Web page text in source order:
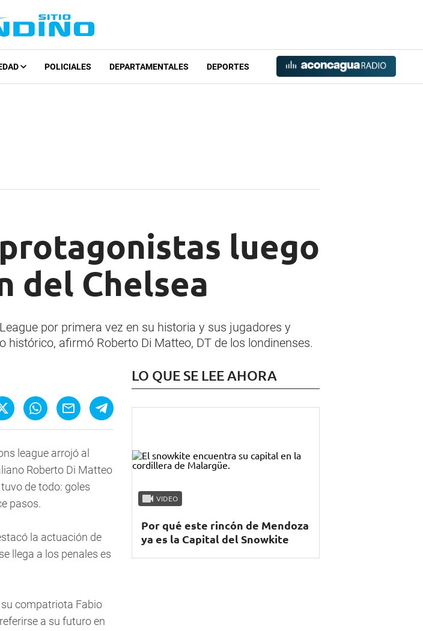
POLICIALES DEPARTAMENTALES DEPORTES
luego
del Chelsea
por primera vez en su historia y sus jugadores y
afirmó Roberto Di Matteo, DT de los londinenses.
league arrojó al
Roberto Di Matteo
de todo: goles
pasos.
la actuación de
llega a los penales es
compatriota Fabio
a su futuro en
LO QUE SE LEE AHORA
VIDEO
Por qué este rincón de Mendoza
ya es la Capital del Snowkite